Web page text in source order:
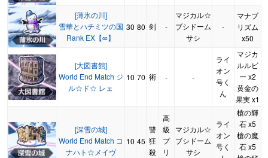
[薄氷の川]
雪華とハチミツの国
Rank EX【∞】
30 80 剣 -
マジカル☆
ブシドーム
サシ
-
マナプ
リズム
x50
[大図書館]
World End Match ジ
ル☆ド☆ レェ
10 70 術 - -
ライ
オン
号く
ん
マジカ
ルルビ
ー x2
黄金の
果実 x1
[深雪の城]
World End Match コ
ナハト☆メイヴ
10 45
讐
狂
殺
高
級
プ
リ
マジカル☆
ブシドーム
サシ
ライ
オン
号く
槍の輝
石 x5
槍の魔
石 x5